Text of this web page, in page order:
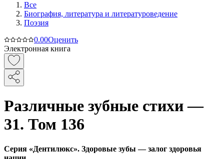
Все
Биография, литература и литературоведение
Поэзия
0.00Оценить
Электронная книга
Различные зубные стихи —
31. Том 136
Серия «Дентилюкс». Здоровые зубы — залог здоровья